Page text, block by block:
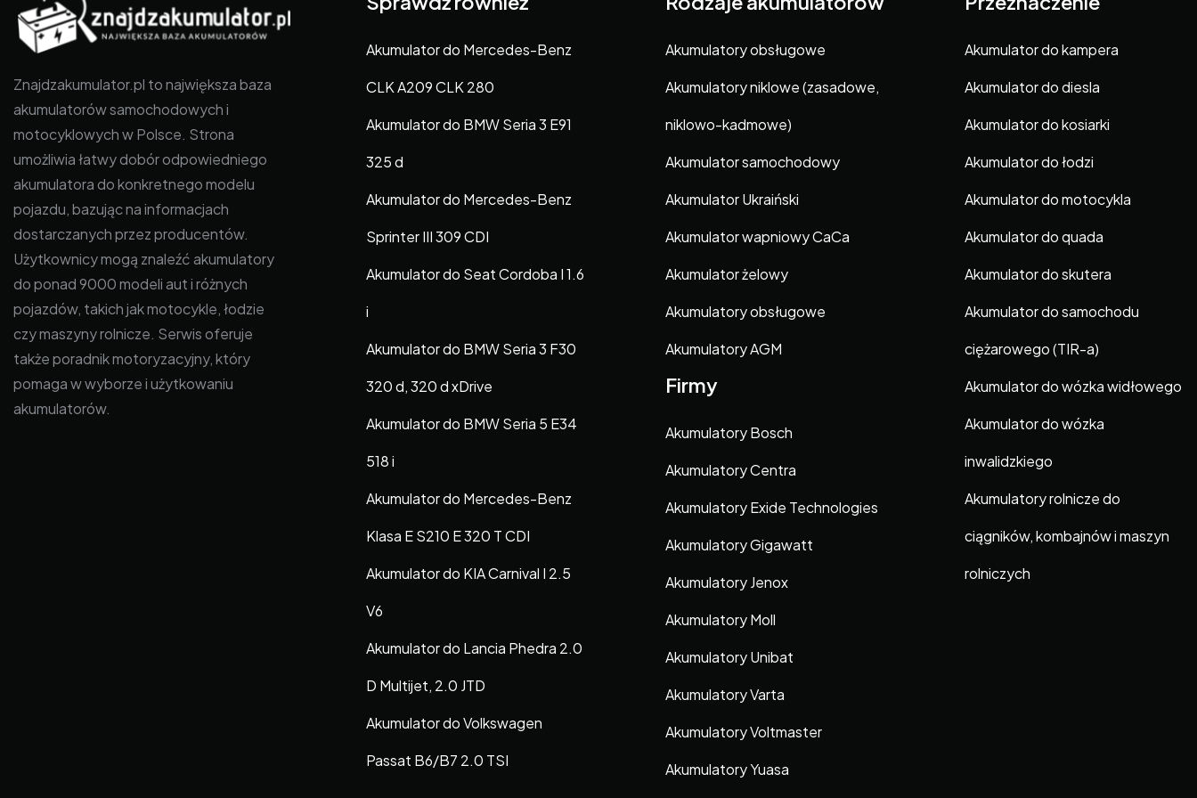
Znajdzakumulator.pl to największa baza
akumulatorów samochodowych i
motocyklowych w Polsce. Strona
umożliwia łatwy dobór odpowiedniego
akumulatora do konkretnego modelu
pojazdu, bazując na informacjach
dostarczanych przez producentów.
Użytkownicy mogą znaleźć akumulatory
do ponad 9000 modeli aut i różnych
pojazdów, takich jak motocykle, łodzie
czy maszyny rolnicze. Serwis oferuje
także poradnik motoryzacyjny, który
pomaga w wyborze i użytkowaniu
akumulatorów.
Akumulator do Mercedes-Benz
CLK A209 CLK 280
Akumulator do BMW Seria 3 E91
325 d
Akumulator do Mercedes-Benz
Sprinter III 309 CDI
Akumulator do Seat Cordoba I 1.6
i
Akumulator do BMW Seria 3 F30
320 d, 320 d xDrive
Akumulator do BMW Seria 5 E34
518 i
Akumulator do Mercedes-Benz
Klasa E S210 E 320 T CDI
Akumulator do KIA Carnival I 2.5
V6
Akumulator do Lancia Phedra 2.0
D Multijet, 2.0 JTD
Akumulator do Volkswagen
Passat B6/B7 2.0 TSI
Akumulatory obsługowe
Akumulatory niklowe (zasadowe,
niklowo-kadmowe)
Akumulator samochodowy
Akumulator Ukraiński
Akumulator wapniowy CaCa
Akumulator żelowy
Akumulatory obsługowe
Akumulatory AGM
Firmy
Akumulatory Bosch
Akumulatory Centra
Akumulatory Exide Technologies
Akumulatory Gigawatt
Akumulatory Jenox
Akumulatory Moll
Akumulatory Unibat
Akumulatory Varta
Akumulatory Voltmaster
Akumulatory Yuasa
Akumulator do kampera
Akumulator do diesla
Akumulator do kosiarki
Akumulator do łodzi
Akumulator do motocykla
Akumulator do quada
Akumulator do skutera
Akumulator do samochodu
ciężarowego (TIR-a)
Akumulator do wózka widłowego
Akumulator do wózka
inwalidzkiego
Akumulatory rolnicze do
ciągników, kombajnów i maszyn
rolniczych